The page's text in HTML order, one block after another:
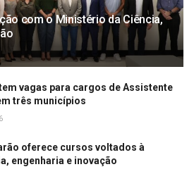
com o Ministério da Ciência,
vagas para cargos de Assistente
três municípios
oferece cursos voltados à
engenharia e inovação